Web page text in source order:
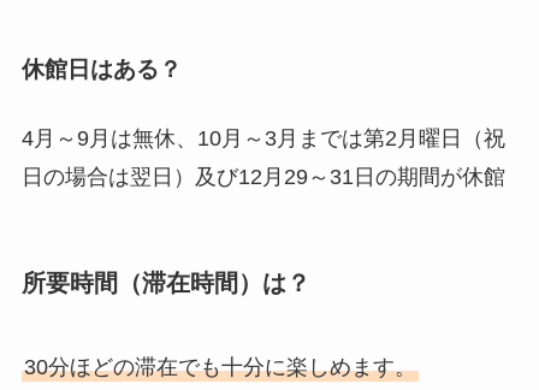
休館日はある？
4月～9月は無休、10月～3月までは第2月曜日（祝
日の場合は翌日）及び12月29～31日の期間が休館
所要時間（滞在時間）は？
30分ほどの滞在でも十分に楽しめます。